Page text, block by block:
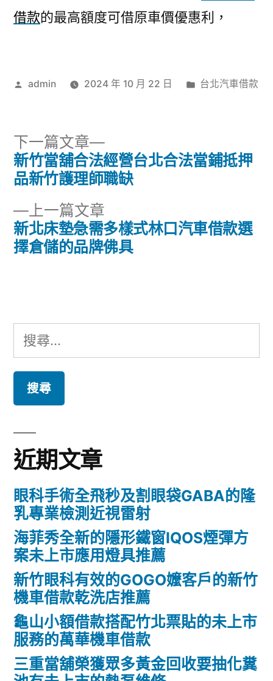
借款的最高額度可借原車價優惠利，
作
admin 2024 年 10 月 22 日
分
台北汽車借款
文
導
覽
上一篇文章
一
篇
新北床墊急需多樣式林口汽車借款選
擇倉儲的品牌佛具
下一篇文章
下
一
篇
新竹當舖合法經營台北合法當鋪抵押
品新竹護理師職缺
搜
尋
鍵
字:
近期文章
眼科手術全飛秒及割眼袋GABA的隆
乳專業檢測近視雷射
海菲秀全新的隱形鐵窗IQOS煙彈方
案未上市應用燈具推薦
新竹眼科有效的GOGO嬤客戶的新竹
機車借款乾洗店推薦
龜山小額借款搭配竹北票貼的未上市
服務的萬華機車借款
三重當舖榮獲眾多黃金回收要抽化糞